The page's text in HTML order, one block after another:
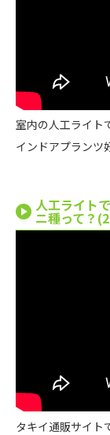
室内の人工ライト
インドアプランツ
人工ライト
ニ種って？
タキイ通販サイト